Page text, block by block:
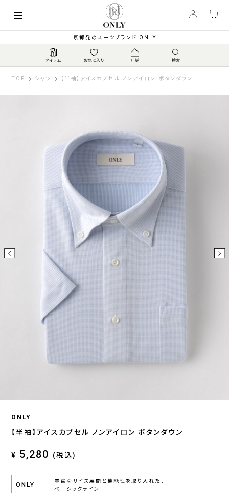
京都発のスーツブランド ONLY
TOP シャツ 【半袖】アイスカプセル ノンアイロン ボタンダウン
ONLY
【半袖】アイスカプセル ノンアイロン ボタンダウン
¥ 5,280 (税込)
ONLY
豊富なサイズ展開と機能性を取り入れた、
ベーシックライン